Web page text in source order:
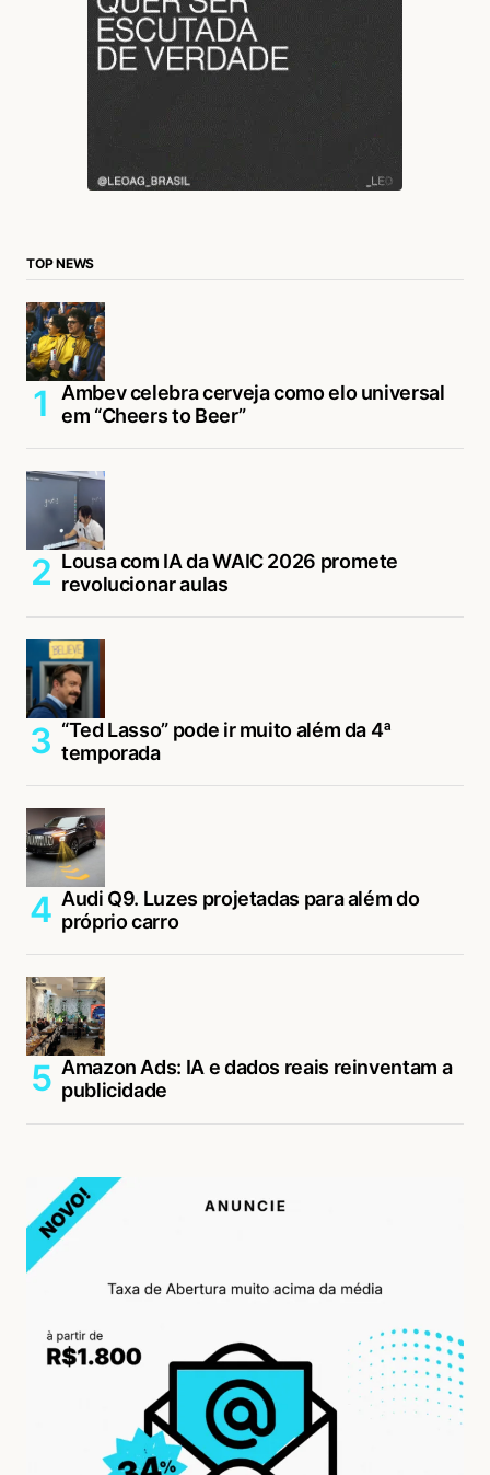
TOP NEWS
Ambev celebra cerveja como elo universal
em “Cheers to Beer”
Lousa com IA da WAIC 2026 promete
revolucionar aulas
“Ted Lasso” pode ir muito além da 4ª
temporada
Audi Q9. Luzes projetadas para além do
próprio carro
Amazon Ads: IA e dados reais reinventam a
publicidade